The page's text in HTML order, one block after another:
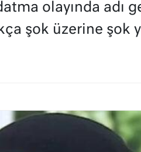
olayında adı
şok üzerine şok